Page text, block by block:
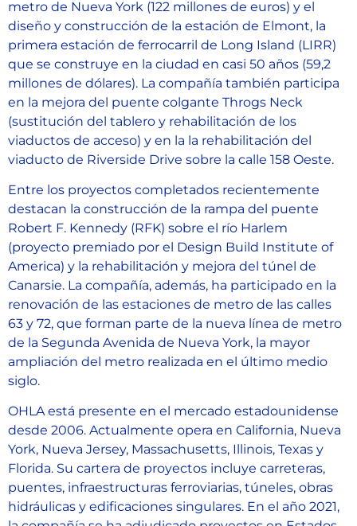
metro de Nueva York (122 millones de euros) y el
diseño y construcción de la estación de Elmont, la
primera estación de ferrocarril de Long Island (LIRR)
que se construye en la ciudad en casi 50 años (59,2
millones de dólares). La compañía también participa
en la mejora del puente colgante Throgs Neck
(sustitución del tablero y rehabilitación de los
viaductos de acceso) y en la la rehabilitación del
viaducto de Riverside Drive sobre la calle 158 Oeste.
Entre los proyectos completados recientemente
destacan la construcción de la rampa del puente
Robert F. Kennedy (RFK) sobre el río Harlem
(proyecto premiado por el Design Build Institute of
America) y la rehabilitación y mejora del túnel de
Canarsie. La compañía, además, ha participado en la
renovación de las estaciones de metro de las calles
63 y 72, que forman parte de la nueva línea de metro
de la Segunda Avenida de Nueva York, la mayor
ampliación del metro realizada en el último medio
siglo.
OHLA está presente en el mercado estadounidense
desde 2006. Actualmente opera en California, Nueva
York, Nueva Jersey, Massachusetts, Illinois, Texas y
Florida. Su cartera de proyectos incluye carreteras,
puentes, infraestructuras ferroviarias, túneles, obras
hidráulicas y edificaciones singulares. En el año 2021,